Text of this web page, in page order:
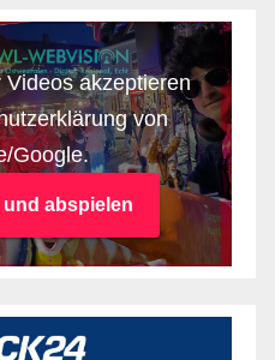
akzeptieren
von
Google.
abspielen